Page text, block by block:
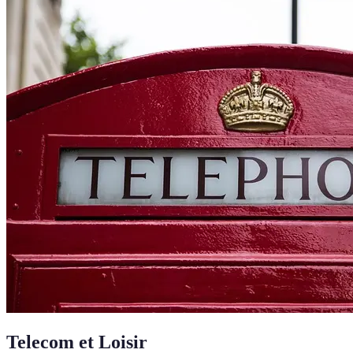
Telecom et Loisir